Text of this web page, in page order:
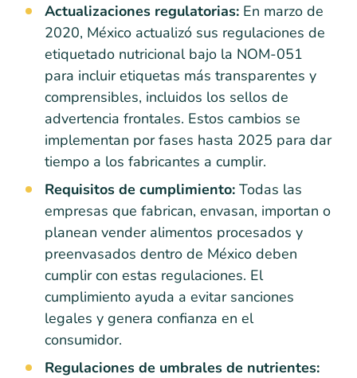
Actualizaciones regulatorias: En marzo de
2020, México actualizó sus regulaciones de
etiquetado nutricional bajo la NOM-051
para incluir etiquetas más transparentes y
comprensibles, incluidos los sellos de
advertencia frontales. Estos cambios se
implementan por fases hasta 2025 para dar
tiempo a los fabricantes a cumplir.
Requisitos de cumplimiento: Todas las
empresas que fabrican, envasan, importan o
planean vender alimentos procesados y
preenvasados dentro de México deben
cumplir con estas regulaciones. El
cumplimiento ayuda a evitar sanciones
legales y genera confianza en el
consumidor.
Regulaciones de umbrales de nutrientes: